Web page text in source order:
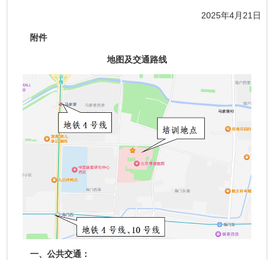
2025年4月21日
附件
地图及交通路线
一、公共交通：